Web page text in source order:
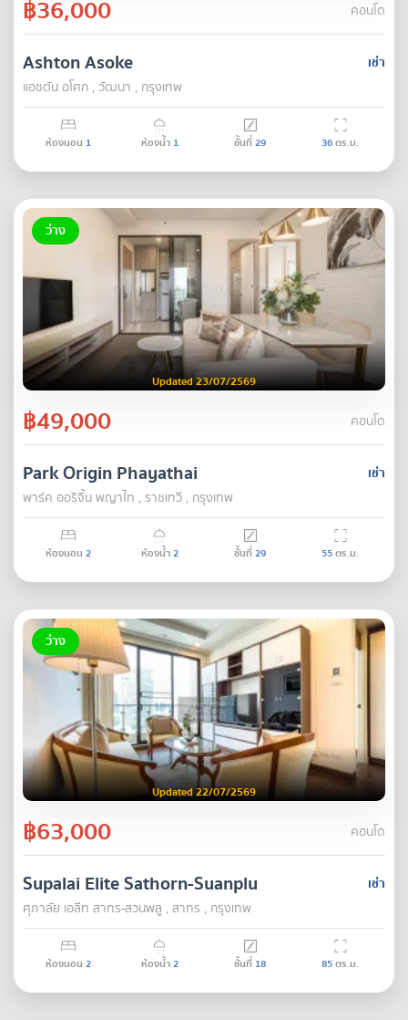
฿36,000 คอนโด
เช่า
Ashton Asoke
แอชตัน อโศก , วัฒนา , กรุงเทพ
ห้องนอน 1 ห้องน้ำ 1 ชั้นที่29 36ตร.ม.
ว่าง
Updated 23/07/2569
฿49,000 คอนโด
เช่า
Park Origin Phayathai
พาร์ค ออริจิ้น พญาไท , ราชเทวี , กรุงเทพ
ห้องนอน 2 ห้องน้ำ2 ชั้นที่29 55ตร.ม.
ว่าง
Updated 22/07/2569
฿63,000 คอนโด
เช่า
Supalai Elite Sathorn-Suanplu
ศุภาลัย เอลีท สาทร-สวนพลู , สาทร , กรุงเทพ
ห้องนอน 2 ห้องน้ำ2 ชั้นที่ 18 85ตร.ม.